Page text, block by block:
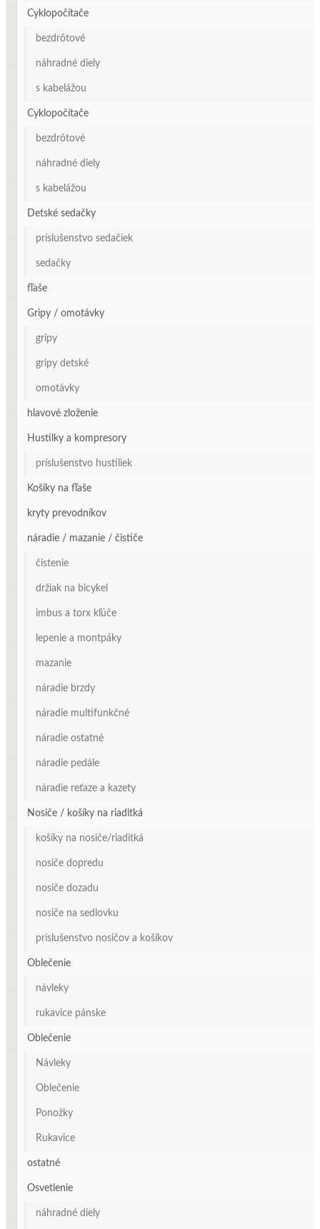
Cyklopočítače
bezdrôtové
náhradné diely
s kabelážou
Cyklopočítače
bezdrôtové
náhradné diely
s kabelážou
Detské sedačky
príslušenstvo sedačiek
sedačky
fľaše
Gripy / omotávky
gripy
gripy detské
omotávky
hlavové zloženie
Hustilky a kompresory
príslušenstvo hustiliek
Košíky na fľaše
kryty prevodníkov
náradie / mazanie / čističe
čistenie
držiak na bicykel
imbus a torx kľúče
lepenie a montpáky
mazanie
náradie brzdy
náradie multifunkčné
náradie ostatné
náradie pedále
náradie reťaze a kazety
Nosiče / košíky na riaditká
košíky na nosiče/riaditká
nosiče dopredu
nosiče dozadu
nosiče na sedlovku
príslušenstvo nosičov a košíkov
Oblečenie
návleky
rukavice pánske
Oblečenie
Návleky
Oblečenie
Ponožky
Rukavice
ostatné
Osvetlenie
náhradné diely